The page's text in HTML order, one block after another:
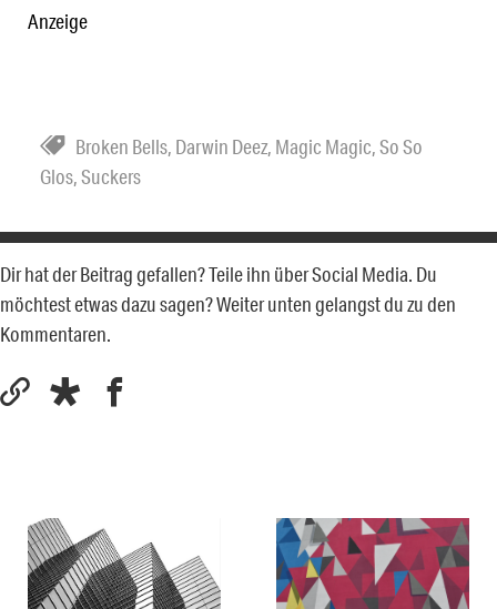
Anzeige
Broken Bells, Darwin Deez, Magic Magic,So So
Glos,Suckers
Dir hat der Beitrag gefallen? Teile ihn über Social Media. Du
möchtest etwas dazu sagen? Weiter unten gelangst du zu den
Kommentaren.